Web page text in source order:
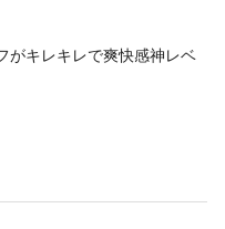
がキレキレで爽快感神レベ